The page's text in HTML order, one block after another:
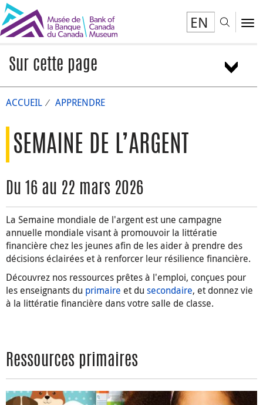
EN
Sur cette page
Du 16 au 22 mars 2026
Ressources primaires
Compter l’argent et payer en monnaie
L’argent ne pousse pas dans les arbres…
En avoir pour son argent : Déterminer le prix unitaire
Jeunes en affaires : comment démarrer sa propre
entreprise
Épargner et dépenser
Sortir de l’endettement : risques et bénéfices du crédit
Cartes de discussion sur l’argent
Ressources secondaires
Penser en économiste
Investir judicieusement
Votre rôle dans l’économie canadienne
Combien ça coûte? L’inflation au Canada
ACCUEIL APPRENDRE
SEMAINE DE L’ARGENT
Du 16 au 22 mars 2026
La Semaine mondiale de l'argent est une campagne
annuelle mondiale visant à promouvoir la littératie
financière chez les jeunes afin de les aider à prendre des
décisions éclairées et à renforcer leur résilience financière.
Découvrez nos ressources prêtes à l'emploi, conçues pour
les enseignants du primaire et du secondaire, et donnez vie
à la littératie financière dans votre salle de classe.
Ressources primaires